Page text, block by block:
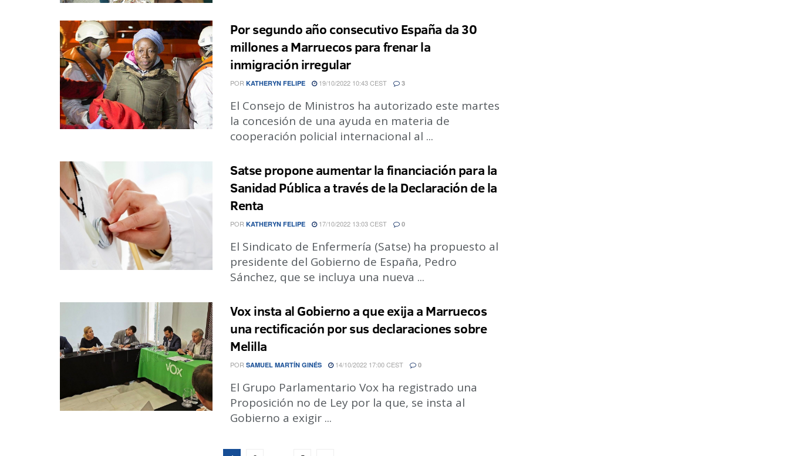
Por segundo año consecutivo España da 30
millones a Marruecos para frenar la
inmigración irregular
POR KATHERYN FELIPE 19/10/2022 10:43 CEST 3
El Consejo de Ministros ha autorizado este martes
la concesión de una ayuda en materia de
cooperación policial internacional al ...
Satse propone aumentar la financiación para la
Sanidad Pública a través de la Declaración de la
Renta
POR KATHERYN FELIPE 17/10/2022 13:03 CEST 0
El Sindicato de Enfermería (Satse) ha propuesto al
presidente del Gobierno de España, Pedro
Sánchez, que se incluya una nueva ...
Vox insta al Gobierno a que exija a Marruecos
una rectificación por sus declaraciones sobre
Melilla
POR SAMUEL MARTÍN GINÉS 14/10/2022 17:00 CEST 0
El Grupo Parlamentario Vox ha registrado una
Proposición no de Ley por la que, se insta al
Gobierno a exigir ...